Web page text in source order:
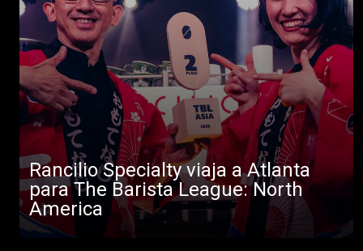
Rancilio Specialty viaja a Atlanta
para The Barista League: North
America
Todos
Productos
Noticias
Descargar
Más